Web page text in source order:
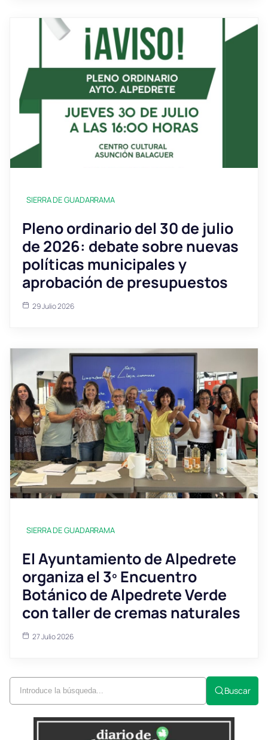
SIERRA DE GUADARRAMA
Pleno ordinario del 30 de julio
de 2026: debate sobre nuevas
políticas municipales y
aprobación de presupuestos
29 Julio 2026
SIERRA DE GUADARRAMA
El Ayuntamiento de Alpedrete
organiza el 3º Encuentro
Botánico de Alpedrete Verde
con taller de cremas naturales
27 Julio 2026
Buscar